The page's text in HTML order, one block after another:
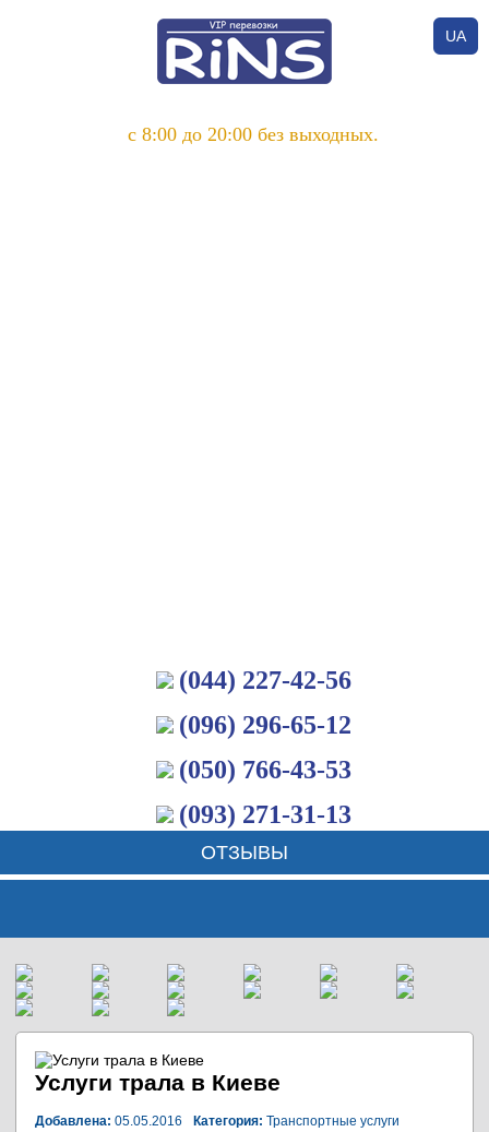
с 8:00 до 20:00 без выходных.
(044) 227-42-56
(096) 296-65-12
(050) 766-43-53
(093) 271-31-13
UA
ОТЗЫВЫ
Услуги трала в Киеве
Добавлена: 05.05.2016 Категория: Транспортные услуги